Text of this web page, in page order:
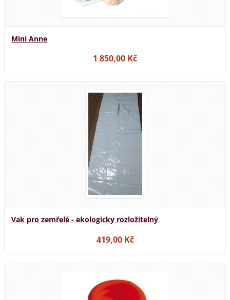
Mini Anne
1 850,00 Kč
Vak pro zemřelé - ekologicky rozložitelný
419,00 Kč